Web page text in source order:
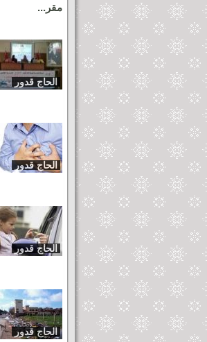
مقر...
الحاج قدور
الحاج قدور
الحاج قدور
الحاج قدور